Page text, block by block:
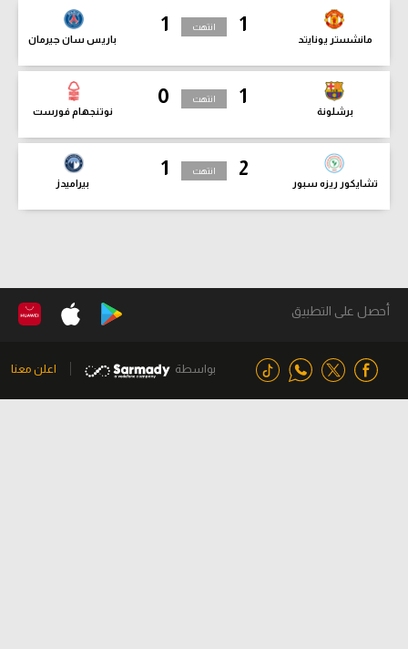
1
مانشستر يونايتد
1
باريس سان جيرمان
انتهت
1
برشلونة
0
نوتنجهام فورست
انتهت
2
تشايكور ريزه سبور
1
بيراميدز
انتهت
أحصل على التطبيق
بواسطة اعلن معنا